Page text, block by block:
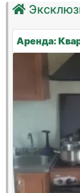
Аренда: